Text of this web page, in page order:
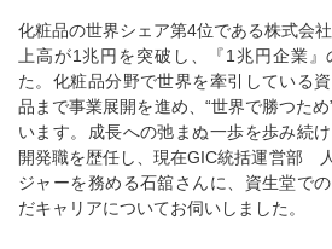
化粧品の世界シェア第4位である株式会
上高が1兆円を突破し、『1兆円企業
た。化粧品分野で世界を牽引している
品まで事業展開を進め、“世界で勝つた
います。成長への弛まぬ一歩を歩み続
開発職を歴任し、現在GIC統括運営部
ジャーを務める石舘さんに、資生堂で
だキャリアについてお伺いしました。